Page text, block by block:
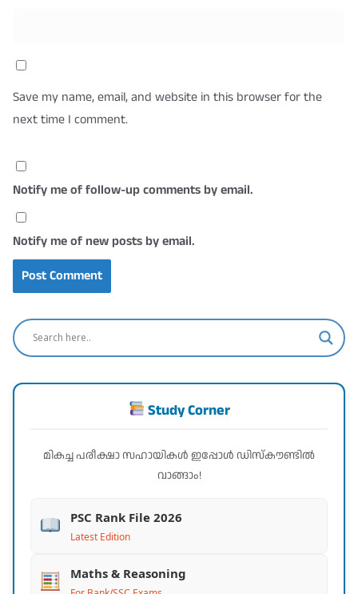
Save my name, email, and website in this browser for the
next time I comment.
Notify me of follow-up comments by email.
Notify me of new posts by email.
Study Corner
മികച്ച പരീക്ഷാ സഹായികൾ ഇപ്പോൾ ഡിസ്കൗണ്ടിൽ
വാങ്ങാം!
PSC Rank File 2026
Latest Edition
Maths & Reasoning